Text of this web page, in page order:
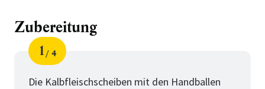
Zubereitung
Schritt
1
von
4
Die Kalbfleischscheiben mit den Handballen